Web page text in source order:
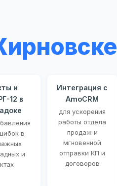
и
12 в
в
и
Интеграция с
AmoCRM
для ускорения
работы отдела
продаж и
мгновенной
отправки КП и
договоров